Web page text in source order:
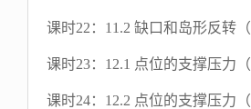
课时22：11.2 缺口和岛形反转
课时23：12.1 点位的支撑压力
课时24：12.2 点位的支撑压力